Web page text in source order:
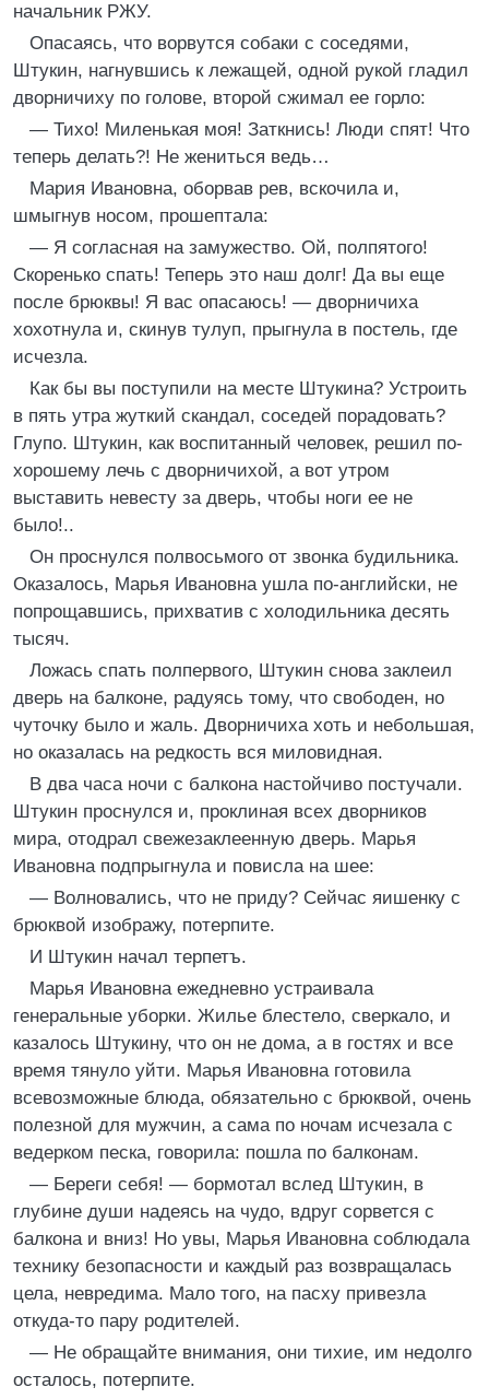
начальник РЖУ.
Опасаясь, что ворвутся собаки с соседями,
Штукин, нагнувшись к лежащей, одной рукой гладил
дворничиху по голове, второй сжимал ее горло:
— Тихо! Миленькая моя! Заткнись! Люди спят! Что
теперь делать?! Не жениться ведь…
Мария Ивановна, оборвав рев, вскочила и,
шмыгнув носом, прошептала:
— Я согласная на замужество. Ой, полпятого!
Скоренько спать! Теперь это наш долг! Да вы еще
после брюквы! Я вас опасаюсь! — дворничиха
хохотнула и, скинув тулуп, прыгнула в постель, где
исчезла.
Как бы вы поступили на месте Штукина? Устроить
в пять утра жуткий скандал, соседей порадовать?
Глупо. Штукин, как воспитанный человек, решил по-
хорошему лечь с дворничихой, а вот утром
выставить невесту за дверь, чтобы ноги ее не
было!..
Он проснулся полвосьмого от звонка будильника.
Оказалось, Марья Ивановна ушла по-английски, не
попрощавшись, прихватив с холодильника десять
тысяч.
Ложась спать полпервого, Штукин снова заклеил
дверь на балконе, радуясь тому, что свободен, но
чуточку было и жаль. Дворничиха хоть и небольшая,
но оказалась на редкость вся миловидная.
В два часа ночи с балкона настойчиво постучали.
Штукин проснулся и, проклиная всех дворников
мира, отодрал свежезаклеенную дверь. Марья
Ивановна подпрыгнула и повисла на шее:
— Волновались, что не приду? Сейчас яишенку с
брюквой изображу, потерпите.
И Штукин начал терпетъ.
Марья Ивановна ежедневно устраивала
генеральные уборки. Жилье блестело, сверкало, и
казалось Штукину, что он не дома, а в гостях и все
время тянуло уйти. Марья Ивановна готовила
всевозможные блюда, обязательно с брюквой, очень
полезной для мужчин, а сама по ночам исчезала с
ведерком песка, говорила: пошла по балконам.
— Береги себя! — бормотал вслед Штукин, в
глубине души надеясь на чудо, вдруг сорвется с
балкона и вниз! Но увы, Марья Ивановна соблюдала
технику безопасности и каждый раз возвращалась
цела, невредима. Мало того, на пасху привезла
откуда-то пару родителей.
— Не обращайте внимания, они тихие, им недолго
осталось, потерпите.